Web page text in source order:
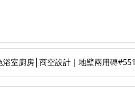
室廚房│商空設計｜地壁兩用磚#551